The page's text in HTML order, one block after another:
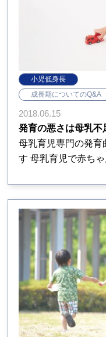
小児低身長
成長期についてのQ&A
2018.06.15
発育の悪さは母乳不
母乳育児専門の発
す 母乳育児で赤ち